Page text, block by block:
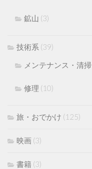
鉱山 (3)
技術系 (39)
メンテナンス・清掃
修理 (10)
旅・おでかけ (125)
映画 (3)
書籍 (3)